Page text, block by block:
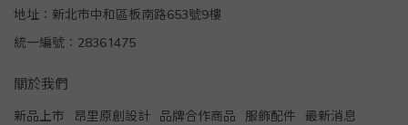
地址：新北市中和區板南路653號9樓
統一編號：28361475
關於我們
新品上市 昂里原創設計 品牌合作商品 服飾配件
最新消息